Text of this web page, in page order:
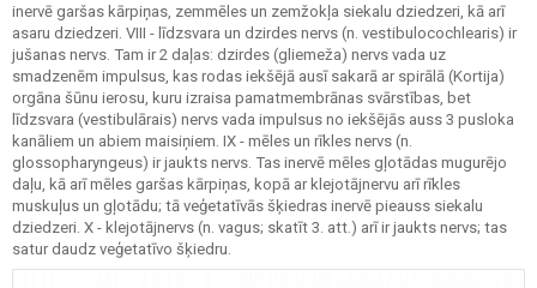
inervē garšas kārpiņas, zemmēles un zemžokļa siekalu dziedzeri, kā arī
asaru dziedzeri. VIII - līdzsvara un dzirdes nervs (n. vestibulocochlearis) ir
jušanas nervs. Tam ir 2 daļas: dzirdes (gliemeža) nervs vada uz
smadzenēm impulsus, kas rodas iekšējā ausī sakarā ar spirālā (Kortija)
orgāna šūnu ierosu, kuru izraisa pamatmembrānas svārstības, bet
līdzsvara (vestibulārais) nervs vada impulsus no iekšējās auss 3 pusloka
kanāliem un abiem maisiņiem. IX - mēles un rīkles nervs (n.
glossopharyngeus) ir jaukts nervs. Tas inervē mēles gļotādas mugurējo
daļu, kā arī mēles garšas kārpiņas, kopā ar klejotājnervu arī rīkles
muskuļus un gļotādu; tā veģetatīvās šķiedras inervē pieauss siekalu
dziedzeri. X - klejotājnervs (n. vagus; skatīt 3. att.) arī ir jaukts nervs; tas
satur daudz veģetatīvo šķiedru.